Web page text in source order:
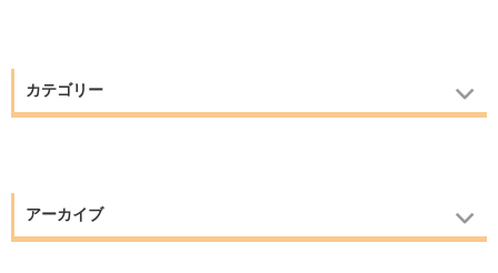
カテゴリー
アーカイブ